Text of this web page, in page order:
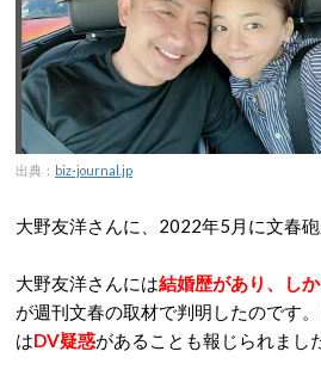
出典： biz-journal.jp
大野友洋さんに、2022年5月に文春砲
大野友洋さんには結婚歴があり、し
が週刊文春の取材で判明したのです
はDV疑惑があることも報じられまし